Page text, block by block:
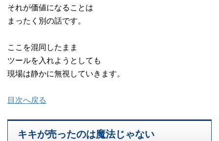
それが価値になることは
まったく別の話です。
ここを混同したまま
ツールを入れようとしても
現場は静かに無視していきます。
目次へ戻る
キキが売ったのは魔法じゃない